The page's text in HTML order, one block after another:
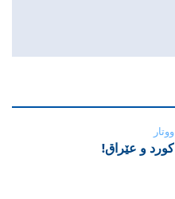
ووتار
‌كورد و عێراق!